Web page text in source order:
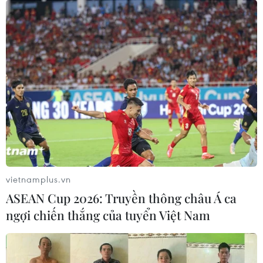
06/08/2026 01:40
Làng chài Ine và
Amanohashidate - nét đẹp bình yên
của vùng biển Kyoto
05/08/2026 22:20
Về miền bình yên của vùng biển
Kyoto
05/08/2026 14:53
Đưa tinh hoa sông nước Cần Thơ
chinh phục du khách Thái Lan
05/08/2026 11:36
vietnamplus.vn
ASEAN Cup 2026: Truyền thông châu Á ca
ngợi chiến thắng của tuyển Việt Nam